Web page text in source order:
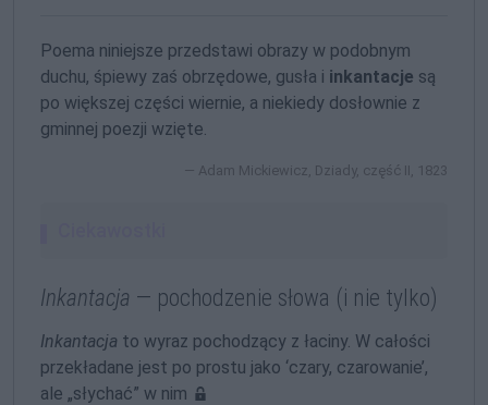
Poema niniejsze przedstawi obrazy w podobnym
duchu, śpiewy zaś obrzędowe, gusła i inkantacje są
po większej części wiernie, a niekiedy dosłownie z
gminnej poezji wzięte.
Adam Mickiewicz, Dziady, część II, 1823
Inkantacja — pochodzenie słowa (i nie tylko)
Inkantacja to wyraz pochodzący z łaciny. W całości
przekładane jest po prostu jako ‘czary, czarowanie’,
ale „słychać” w nim